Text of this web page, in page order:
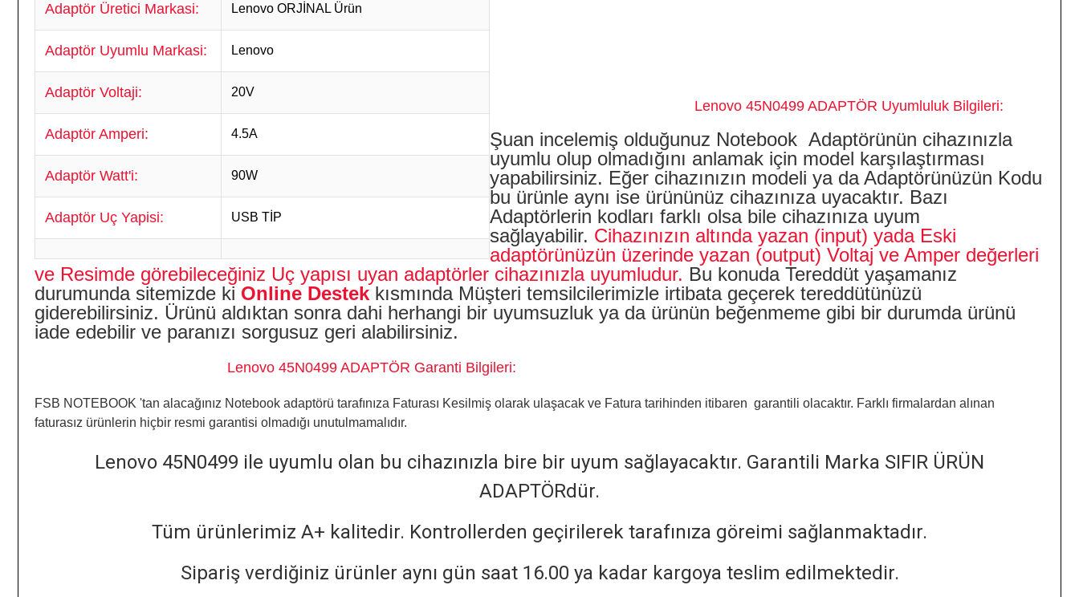
Adaptör Üretici Markasi: Lenovo ORJİNAL Ürün
Adaptör Uyumlu Markasi: Lenovo
Adaptör Voltaji: 20V
Adaptör Amperi: 4.5A
Adaptör Watt'i: 90W
Adaptör Uç Yapisi: USB TİP
Lenovo 45N0499 ADAPTÖR Uyumluluk Bilgileri:
Şuan incelemiş olduğunuz Notebook Adaptörünün cihazınızla
uyumlu olup olmadığını anlamak için model karşılaştırması
yapabilirsiniz. Eğer cihazınızın modeli ya da Adaptörünüzün Kodu
bu ürünle aynı ise ürününüz cihazınıza uyacaktır. Bazı
Adaptörlerin kodları farklı olsa bile cihazınıza uyum
sağlayabilir. Cihazınızın altında yazan (input) yada Eski
adaptörünüzün üzerinde yazan (output) Voltaj ve Amper değerleri
ve Resimde görebileceğiniz Uç yapısı uyan adaptörler cihazınızla uyumludur. Bu konuda Tereddüt yaşamanız
durumunda sitemizde ki Online Destek kısmında Müşteri temsilcilerimizle irtibata geçerek tereddütünüzü
giderebilirsiniz. Ürünü aldıktan sonra dahi herhangi bir uyumsuzluk ya da ürünün beğenmeme gibi bir durumda ürünü
iade edebilir ve paranızı sorgusuz geri alabilirsiniz.
Lenovo 45N0499 ADAPTÖR Garanti Bilgileri:
FSB NOTEBOOK 'tan alacağınız Notebook adaptörü tarafınıza Faturası Kesilmiş olarak ulaşacak ve Fatura tarihinden itibaren garantili olacaktır. Farklı firmalardan alınan
faturasız ürünlerin hiçbir resmi garantisi olmadığı unutulmamalıdır.
Lenovo 45N0499 ile uyumlu olan bu cihazınızla bire bir uyum sağlayacaktır. Garantili Marka SIFIR ÜRÜN
ADAPTÖRdür.
Tüm ürünlerimiz A+ kalitedir. Kontrollerden geçirilerek tarafınıza göreimi sağlanmaktadır.
Sipariş verdiğiniz ürünler aynı gün saat 16.00 ya kadar kargoya teslim edilmektedir.